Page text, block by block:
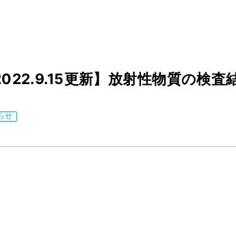
更新】放射性物質の検査
せ